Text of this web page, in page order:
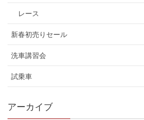
レース
新春初売りセール
洗車講習会
試乗車
アーカイブ